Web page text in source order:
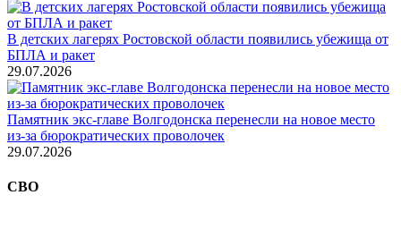
В детских лагерях Ростовской области появились убежища от
БПЛА и ракет
29.07.2026
Памятник экс-главе Волгодонска перенесли на новое место
из-за бюрократических проволочек
29.07.2026
СВО